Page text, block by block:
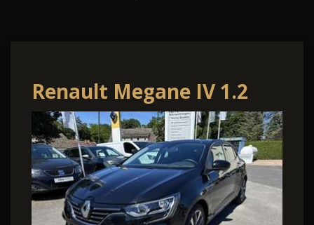
Renault Megane IV 1.2
TCe 130 BOSE-Edition